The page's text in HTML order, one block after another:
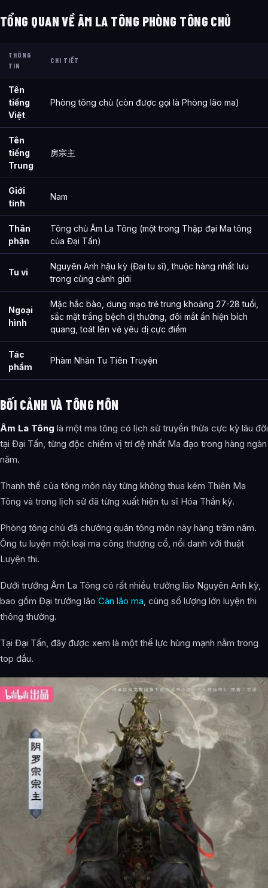
TỔNG QUAN VỀ ÂM LA TÔNG PHÒNG TÔNG CHỦ
THÔNG
TIN
CHI TIẾT
Tên
tiếng
Việt
Phòng tông chủ (còn được gọi là Phòng lão ma)
Tên
tiếng
Trung
房宗主
Giới
tính
Nam
Thân
phận
Tông chủ Âm La Tông (một trong Thập đại Ma tông
của Đại Tấn)
Tu vi
Nguyên Anh hậu kỳ (Đại tu sĩ), thuộc hàng nhất lưu
trong cùng cảnh giới
Ngoại
hình
Mặc hắc bào, dung mạo trẻ trung khoảng 27-28 tuổi,
sắc mặt trắng bệch dị thường, đôi mắt ẩn hiện bích
quang, toát lên vẻ yêu dị cực điểm
Tác
phẩm
Phàm Nhân Tu Tiên Truyện
BỐI CẢNH VÀ TÔNG MÔN
Âm La Tông là một ma tông có lịch sử truyền thừa cực kỳ lâu đời
tại Đại Tấn, từng độc chiếm vị trí đệ nhất Ma đạo trong hàng ngàn
năm.
Thanh thế của tông môn này từng không thua kém Thiên Ma
Tông và trong lịch sử đã từng xuất hiện tu sĩ Hóa Thần kỳ.
Phòng tông chủ đã chưởng quản tông môn này hàng trăm năm.
Ông tu luyện một loại ma công thượng cổ, nổi danh với thuật
Luyện thi.
Dưới trướng Âm La Tông có rất nhiều trưởng lão Nguyên Anh kỳ,
bao gồm Đại trưởng lão Càn lão ma , cùng số lượng lớn luyện thi
thông thường.
Tại Đại Tấn, đây được xem là một thế lực hùng mạnh nằm trong
top đầu.